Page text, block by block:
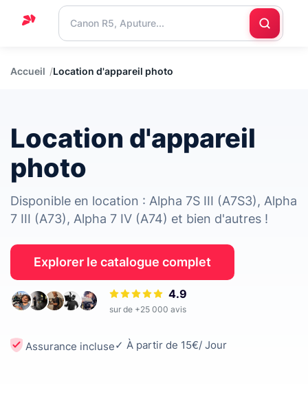
Nous
Accueil Location d'appareil photo
Location d'appareil
photo
Disponible en location : Alpha 7S III (A7S3), Alpha
7 III (A73), Alpha 7 IV (A74) et bien d'autres !
Explorer le catalogue complet
4.9
sur de +25 000 avis
Assurance incluse✓ À partir de 15€/ Jour